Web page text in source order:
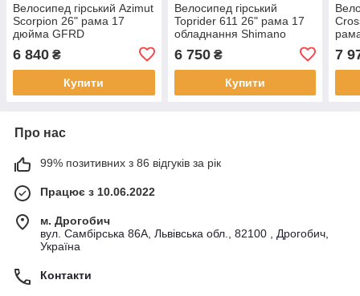
Велосипед гірський Azimut
Scorpion 26" рама 17
дюйма GFRD
6 840 ₴
Купити
Велосипед гірський
Toprider 611 26" рама 17
обладнання Shimano
6 750₴
Купити
7
Про нас
99% позитивних з 86 відгуків за рік
Працює з 10.06.2022
м. Дрогобич
вул. Самбірська 86А, Львівська обл., 82100 , Дрогобич,
Україна
Контакти